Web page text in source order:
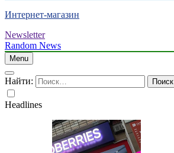
Интернет-магазин
Newsletter
Random News
Menu
Найти:
Headlines